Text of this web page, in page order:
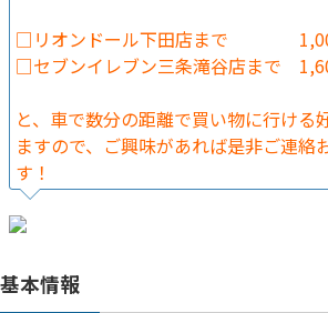
□リオンドール下田店まで
□セブンイレブン三条滝谷店まで
と、車で数分の距離で買い物に行ける
ますので、ご興味があれば是非ご連絡
す！
基本情報